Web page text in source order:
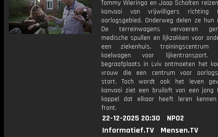
Tommy Wieringa en Jaap Scholten
konvooi van vrijwilligers richting
oorlogsgebied. Onderweg delen ze hun
De terreinwagens vervoeren
medische spullen en lijkzakken voor
een ziekenhuis,
koelwagen voor
begraafplaats in Lviv ontmoeten het
vrouw die een centrum voor
start. Toch wordt ook het leven
konvooi ziet een bruiloft van een jong
koppel dat elkaar heeft leren
front.
22-12-2025 20:30
NPO2
Informatief.TV
Mensen.TV